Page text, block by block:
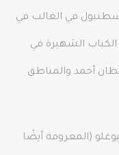
في الغالب في
الشهيرة في
أحمد والمناطق
(المعروفة أيضًا